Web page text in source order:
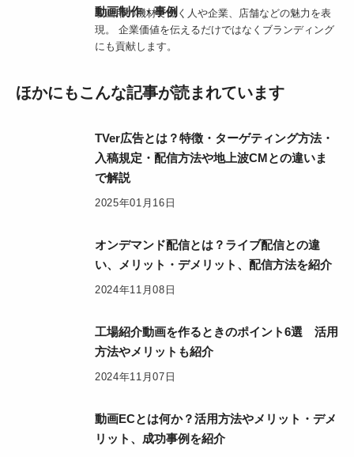
動画制作・事例
映画用の機材で働く人や企業、店舗などの魅力を表
現。 企業価値を伝えるだけではなくブランディング
にも貢献します。
ほかにもこんな記事が読まれています
TVer広告とは？特徴・ターゲティング方法・
入稿規定・配信方法や地上波CMとの違いま
で解説
2025年01月16日
オンデマンド配信とは？ライブ配信との違
い、メリット・デメリット、配信方法を紹介
2024年11月08日
工場紹介動画を作るときのポイント6選 活用
方法やメリットも紹介
2024年11月07日
動画ECとは何か？活用方法やメリット・デメ
リット、成功事例を紹介